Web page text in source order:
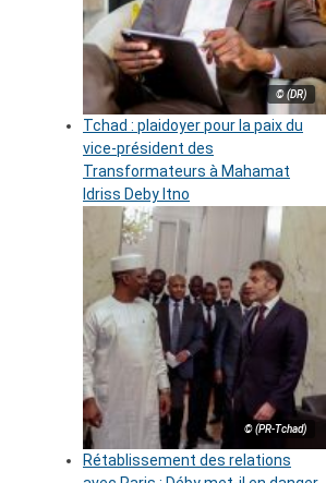
© (DR)
Tchad : plaidoyer pour la paix du
vice-président des
Transformateurs à Mahamat
Idriss Deby Itno
© (PR-Tchad)
Rétablissement des relations